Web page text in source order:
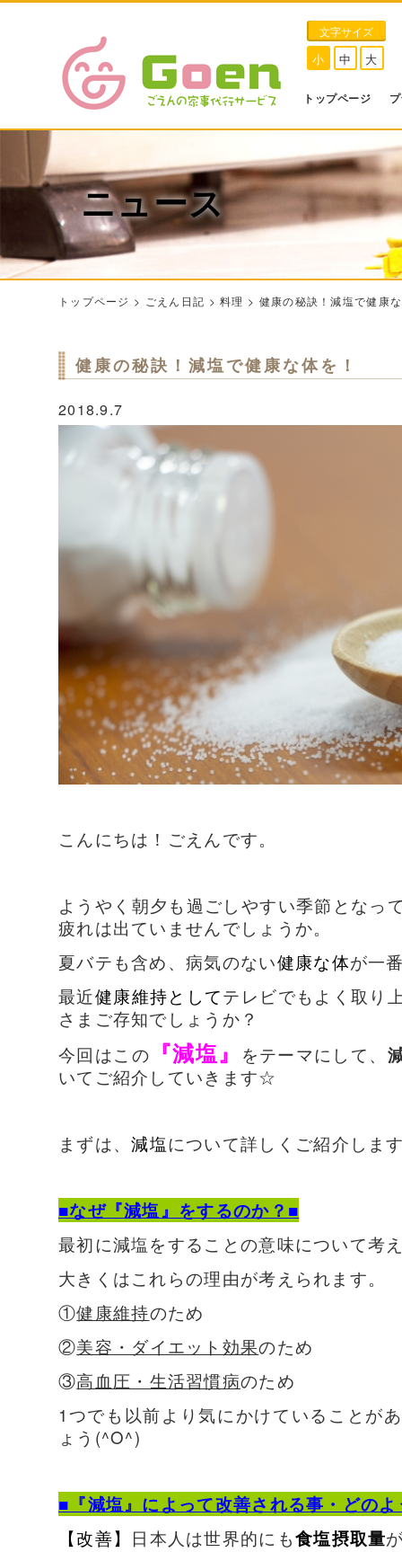
文字サイズ
小 中 大
トップページ
ニュース
トップページ > ごえん日記 >料理 > 健康の秘訣！減塩で健康
健康の秘訣！減塩で健康な体を！
2018.9.7
こんにちは！ごえんです。
ようやく朝夕も過ごしやすい季節となっ
疲れは出ていませんでしょうか。
夏バテも含め、病気のない健康な体が一
最近健康維持としてテレビでもよく取り
さまご存知でしょうか？
今回はこの 『減塩』 をテーマにして、
いてご紹介していきます☆
まずは、減塩について詳しくご紹介しま
■なぜ『減塩』をするのか？■
最初に減塩をすることの意味について考
大きくはこれらの理由が考えられます。
①健康維持のため
②美容・ダイエット効果のため
③高血圧・生活習慣病のため
1つでも以前より気にかけていることが
ょう(^O^)
■『減塩』によって改善される事・どの
【改善】 日本人は世界的にも食塩摂取量